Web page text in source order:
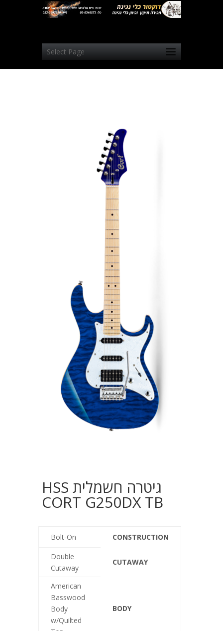
Select Page
גיטרה חשמלית HSS
CORT G250DX TB
CONSTRUCTION
Bolt-On
CUTAWAY
Double
Cutaway
BODY
American
Basswood
Body
w/Quilted